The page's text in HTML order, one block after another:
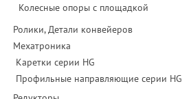
Колесные опоры с площадкой
Ролики, Детали конвейеров
Мехатроника
Каретки серии HG
Профильные направляющие серии HG